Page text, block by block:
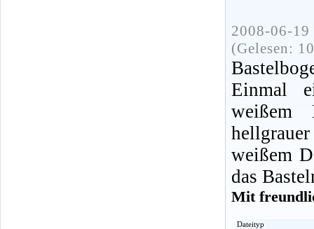
2008-06-
(Gelesen:
Einmal
weißem
weißem
das
Mit
Dateityp